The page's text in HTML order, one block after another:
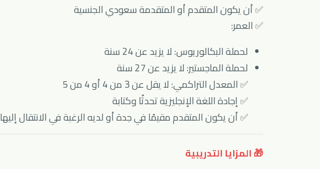
✅ أن يكون المتقدم أو المتقدمة سعودي الجنسية
✅ العمر:
لحملة البكالوريوس: لا يزيد عن 24 سنة
لحملة الماجستير: لا يزيد عن 27 سنة
✅ المعدل التراكمي: لا يقل عن 3 من 4 أو 4 من 5
✅ إجادة اللغة الإنجليزية تحدثًا وكتابة
✅ أن يكون المتقدم مقيمًا في جدة أو لديه الرغبة في الانتقال إليها
🎁 المزايا التدريبية